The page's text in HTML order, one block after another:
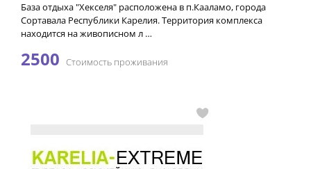
База отдыха "Хекселя" расположена в п.Кааламо, города
Сортавала Республики Карелия. Территория комплекса
находится на живописном л …
2500 Стоимость проживания